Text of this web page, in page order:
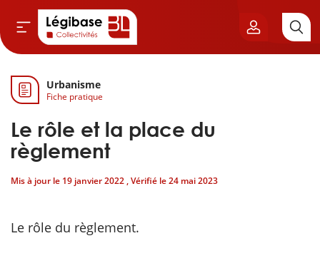
& Cimetières
& Élu local
& Finances locales
publique
Urbanisme
Fiche pratique
Le rôle et la place du
règlement
Mis à jour le 19 janvier 2022 , Vérifié le24 mai 2023
Le rôle du règlement.